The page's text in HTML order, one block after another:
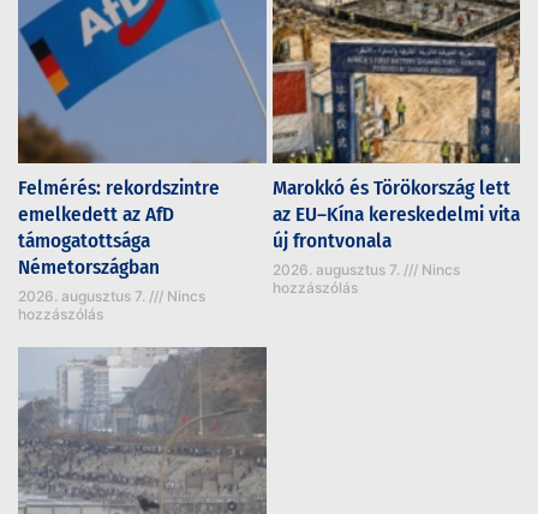
Felmérés: rekordszintre
emelkedett az AfD
támogatottsága
Németországban
2026. augusztus 7.
Nincs
hozzászólás
Marokkó és Törökország lett
az EU–Kína kereskedelmi vita
új frontvonala
2026. augusztus 7.
Nincs
hozzászólás